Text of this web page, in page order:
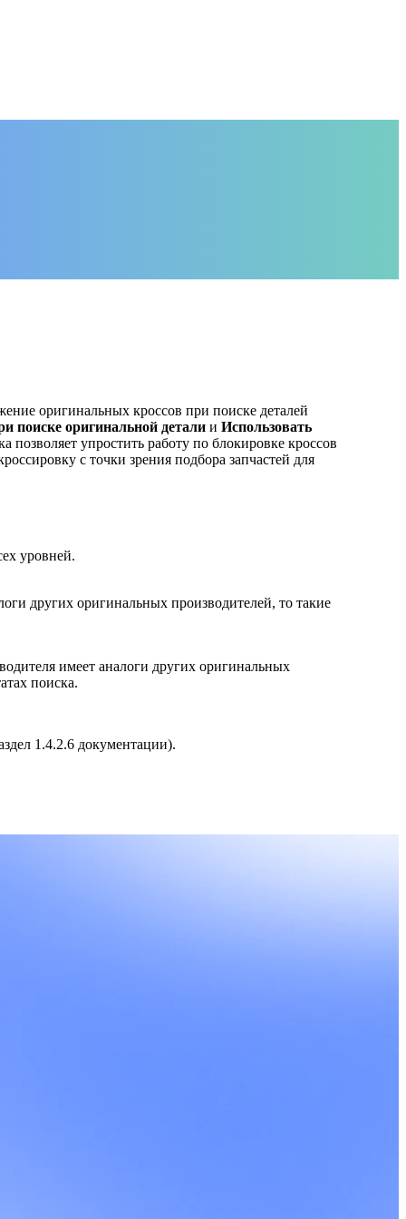
оригинальных кроссов при поиске деталей
поиске оригинальной детали и Использовать
упростить работу по блокировке кроссов
с точки зрения подбора запчастей для
уровней.
других оригинальных производителей, то такие
имеет аналоги других оригинальных
поиска.
1.4.2.6 документации).